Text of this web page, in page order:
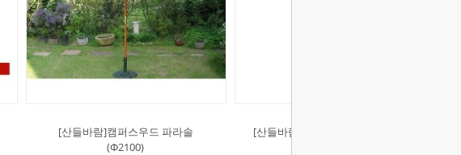
[산들바람]캠퍼스우드 파라솔
(Φ2100)
[산들바람]마이애미 보급형(Φ2000)